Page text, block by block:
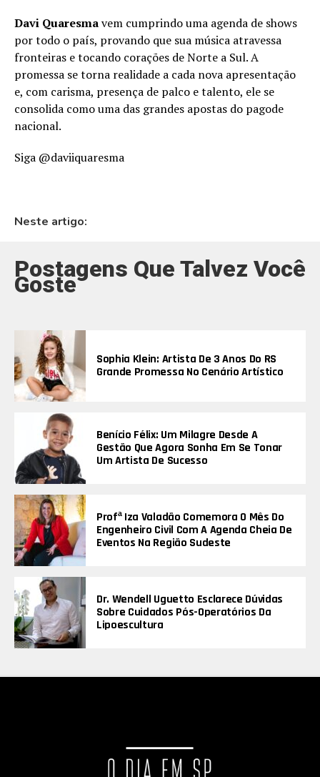
Davi Quaresmavem cumprindo uma agenda de shows
por todo o país, provando que sua música atravessa
fronteiras e tocando corações de Norte a Sul. A
promessa se torna realidade a cada nova apresentação
e, com carisma, presença de palco e talento, ele se
consolida como uma das grandes apostas do pagode
nacional.
Siga @daviiquaresma
Neste artigo:
Postagens Que Talvez Você
Goste
Sophia Klein: Artista De 3 Anos Do RS
Grande Promessa No Cenário Artístico
Benício Félix: Um Milagre Desde A
Gestão Que Agora Sonha Em Se Tonar
Um Artista De Sucesso
Profª Iza Valadão Comemora O Mês Do
Engenheiro Civil Com A Agenda Cheia De
Eventos Na Região Sudeste
Dr. Wendell Uguetto Esclarece Dúvidas
Sobre Cuidados Pós-Operatórios Da
Lipoescultura